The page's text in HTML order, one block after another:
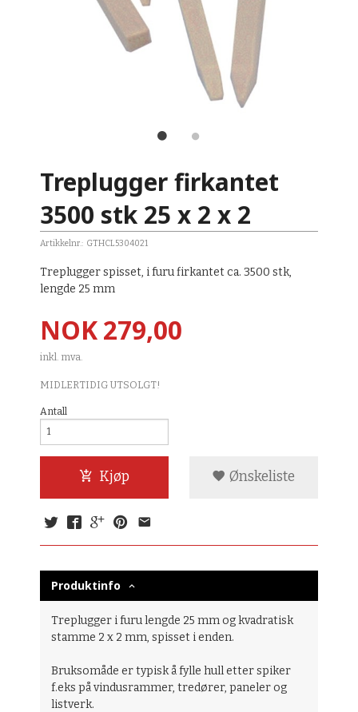
Treplugger firkantet
3500 stk 25 x 2 x 2
Artikkelnr.: GTHCL5304021
Treplugger spisset, i furu firkantet ca. 3500 stk,
lengde 25 mm
Pris
NOK279,00
inkl. mva.
MIDLERTIDIG UTSOLGT!
Antall
Kjøp Ønskeliste
Produktinfo
Treplugger i furu lengde 25 mm og kvadratisk
stamme 2 x 2 mm, spisset i enden.
Bruksomåde er typisk å fylle hull etter spiker
f.eks på vindusrammer, tredører, paneler og
listverk.